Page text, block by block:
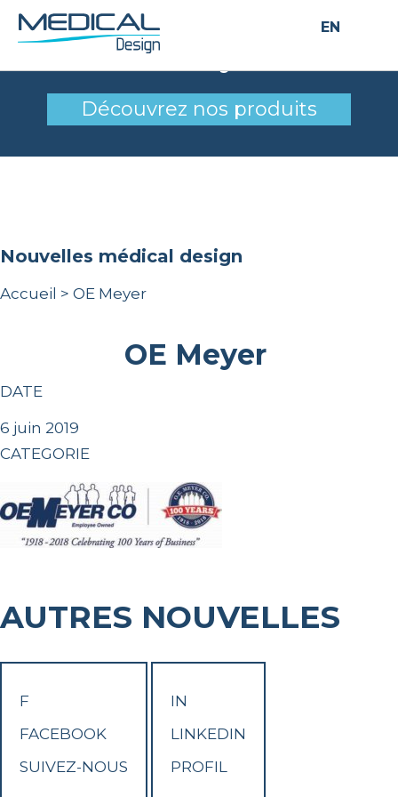
EN
OE Meyer
Découvrez nos produits
nouvelles médical design
Accueil > OE Meyer
OE Meyer
DATE
6 juin 2019
CATEGORIE
AUTRES NOUVELLES
F
FACEBOOK
SUIVEZ-NOUS
IN
LINKEDIN
PROFIL